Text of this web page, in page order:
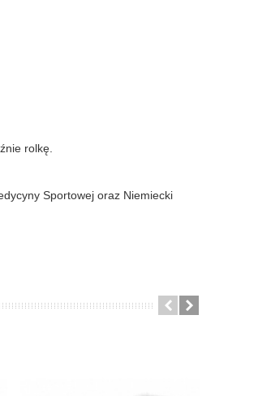
rolkę.
Sportowej oraz Niemiecki